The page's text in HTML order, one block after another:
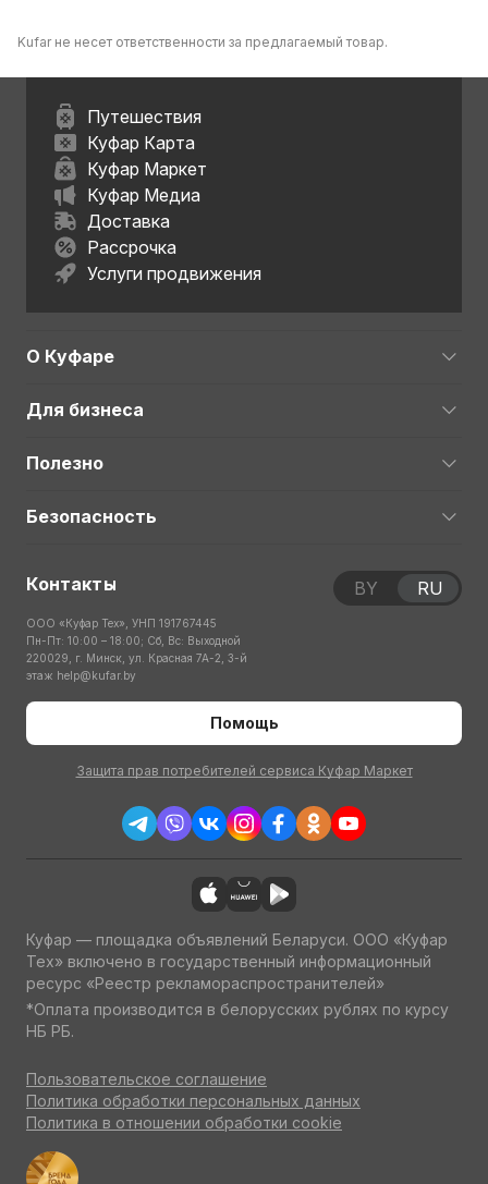
Kufar не несет ответственности за предлагаемый товар.
Путешествия
Куфар Карта
Куфар Маркет
Куфар Медиа
Доставка
Рассрочка
Услуги продвижения
О Куфаре
Для бизнеса
Полезно
Безопасность
Контакты
ООО «Куфар Тех», УНП 191767445
Пн-Пт: 10:00 – 18:00; Сб, Вс: Выходной
220029, г. Минск, ул. Красная 7А-2, 3-й
этаж help@kufar.by
Помощь
Защита прав потребителей сервиса Куфар Маркет
BY RU
Куфар — площадка объявлений Беларуси. ООО «Куфар
Тех» включено в государственный информационный
ресурс «Реестр рекламораспространителей»
*Оплата производится в белорусских рублях по курсу
НБ РБ.
Пользовательское соглашение
Политика обработки персональных данных
Политика в отношении обработки cookie